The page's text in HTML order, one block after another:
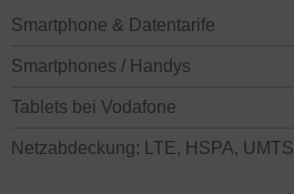
Smartphone & Datentarife
Smartphones / Handys
Tablets bei Vodafone
Netzabdeckung: LTE, HSPA, UMTS